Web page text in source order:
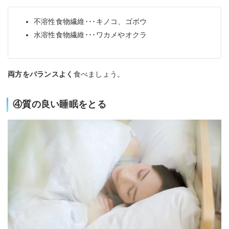
不溶性食物繊維･･･キノコ、ゴボウ
水溶性食物繊維･･･ワカメやオクラ
両方をバランスよく 食べましょう。
④質の良い睡眠をとる